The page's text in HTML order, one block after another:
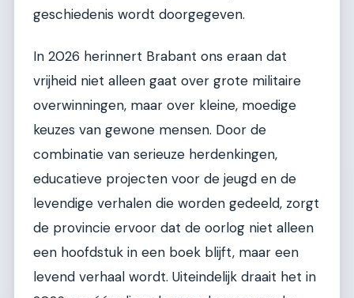
geschiedenis wordt doorgegeven.
In 2026 herinnert Brabant ons eraan dat
vrijheid niet alleen gaat over grote militaire
overwinningen, maar over kleine, moedige
keuzes van gewone mensen. Door de
combinatie van serieuze herdenkingen,
educatieve projecten voor de jeugd en de
levendige verhalen die worden gedeeld, zorgt
de provincie ervoor dat de oorlog niet alleen
een hoofdstuk in een boek blijft, maar een
levend verhaal wordt. Uiteindelijk draait het in